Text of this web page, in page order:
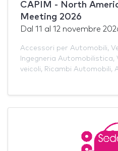
CAPIM - North
Meeting 2026
Dal 11 al 12 novembre
Accessori per Automobili,
Ingegneria Automobilistica,
veicoli, Ricambi Automobili,